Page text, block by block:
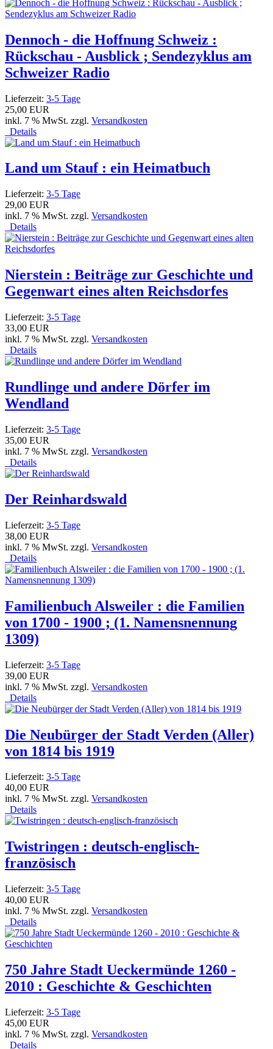
Dennoch - die Hoffnung Schweiz :
Rückschau - Ausblick ; Sendezyklus am
Schweizer Radio
Lieferzeit: 3-5 Tage
25,00 EUR
inkl. 7 % MwSt. zzgl. Versandkosten
Details
Land um Stauf : ein Heimatbuch
Lieferzeit: 3-5 Tage
29,00 EUR
inkl. 7 % MwSt. zzgl. Versandkosten
Details
Nierstein : Beiträge zur Geschichte und
Gegenwart eines alten Reichsdorfes
Lieferzeit: 3-5 Tage
33,00 EUR
inkl. 7 % MwSt. zzgl. Versandkosten
Details
Rundlinge und andere Dörfer im
Wendland
Lieferzeit: 3-5 Tage
35,00 EUR
inkl. 7 % MwSt. zzgl. Versandkosten
Details
Der Reinhardswald
Lieferzeit: 3-5 Tage
38,00 EUR
inkl. 7 % MwSt. zzgl. Versandkosten
Details
Familienbuch Alsweiler : die Familien
von 1700 - 1900 ; (1. Namensnennung
1309)
Lieferzeit: 3-5 Tage
39,00 EUR
inkl. 7 % MwSt. zzgl. Versandkosten
Details
Die Neubürger der Stadt Verden (Aller)
von 1814 bis 1919
Lieferzeit: 3-5 Tage
40,00 EUR
inkl. 7 % MwSt. zzgl. Versandkosten
Details
Twistringen : deutsch-englisch-
französisch
Lieferzeit: 3-5 Tage
40,00 EUR
inkl. 7 % MwSt. zzgl. Versandkosten
Details
750 Jahre Stadt Ueckermünde 1260 -
2010 : Geschichte & Geschichten
Lieferzeit: 3-5 Tage
45,00 EUR
inkl. 7 % MwSt. zzgl. Versandkosten
Details